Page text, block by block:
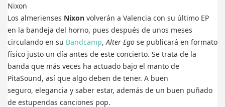
Nixon
Los almerienses Nixon volverán a Valencia con su último EP
en la bandeja del horno, pues después de unos meses
circulando en su Bandcamp, Alter Ego se publicará en formato
físico justo un día antes de este concierto. Se trata de la
banda que más veces ha actuado bajo el manto de
PitaSound, así que algo deben de tener. A buen
seguro, elegancia y saber estar, además de un buen puñado
de estupendas canciones pop.